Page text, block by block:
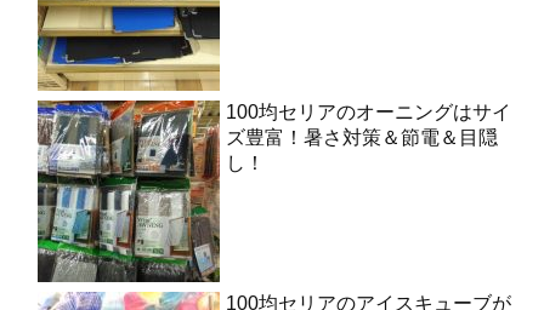
100均セリアのオーニングはサイ
ズ豊富！暑さ対策＆節電＆目隠
し！
100均セリアのアイスキューブが